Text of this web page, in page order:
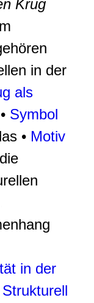
Krug
in der
als
Symbol
• Motiv
in der
Strukturell